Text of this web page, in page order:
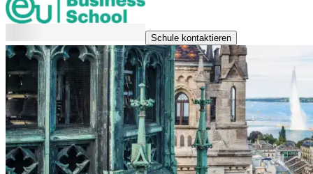
Schule kontaktieren